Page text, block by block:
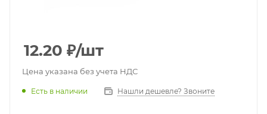
12.20 ₽/шт
Цена указана без учета НДС
Есть в наличии Нашли дешевле? Звоните